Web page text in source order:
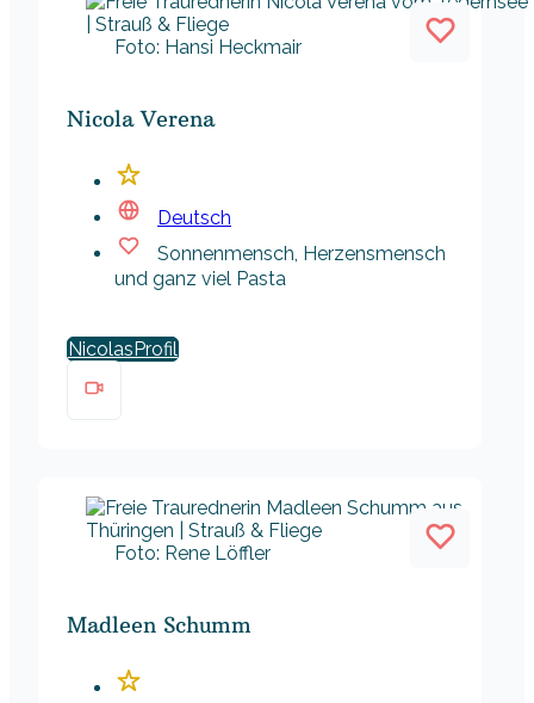
Foto: Hansi Heckmair
Nicola Verena
Deutsch
Sonnenmensch, Herzensmensch
und ganz viel Pasta
Nicolas
Foto: Rene Löffler
Madleen Schumm